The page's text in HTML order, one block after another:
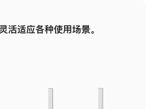
活适应各种使用场景。